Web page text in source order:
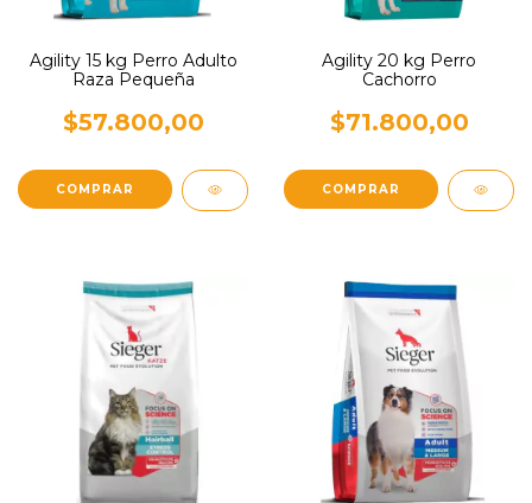
Agility 15 kg Perro Adulto
Raza Pequeña
$57.800,00
Agility 20 kg Perro
Cachorro
$71.800,00